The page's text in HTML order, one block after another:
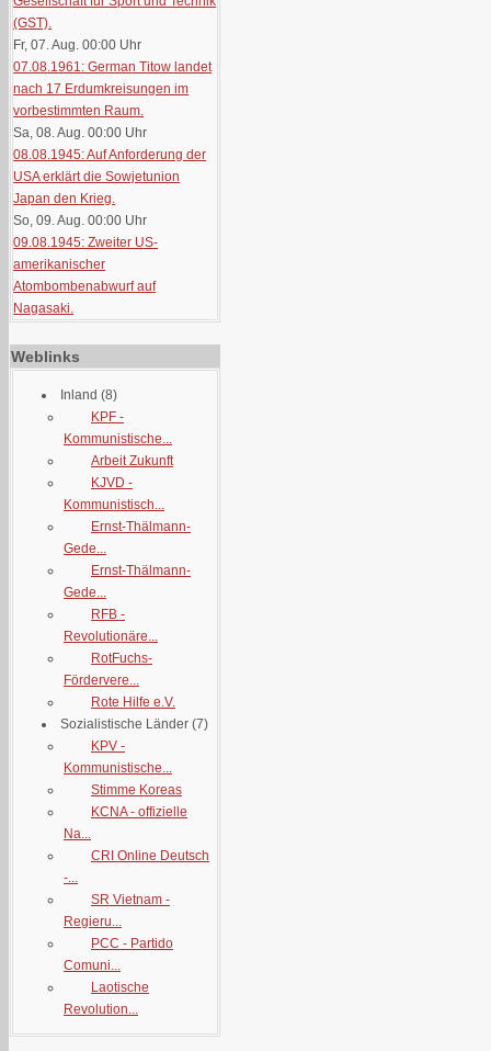
(GST).
Fr, 07. Aug. 00:00 Uhr
07.08.1961: German Titow landet
nach 17 Erdumkreisungen im
vorbestimmten Raum.
Sa, 08. Aug. 00:00 Uhr
08.08.1945: Auf Anforderung der
USA erklärt die Sowjetunion
Japan den Krieg.
So, 09. Aug. 00:00 Uhr
09.08.1945: Zweiter US-
amerikanischer
Atombombenabwurf auf
Nagasaki.
Weblinks
Inland (8)
KPF -
Kommunistische...
Arbeit Zukunft
KJVD -
Kommunistisch...
Ernst-Thälmann-
Gede...
Ernst-Thälmann-
Gede...
RFB -
Revolutionäre...
RotFuchs-
Fördervere...
Rote Hilfe e.V.
Sozialistische Länder (7)
KPV -
Kommunistische...
Stimme Koreas
KCNA - offizielle
Na...
CRI Online Deutsch
-...
SR Vietnam -
Regieru...
PCC - Partido
Comuni...
Laotische
Revolution...